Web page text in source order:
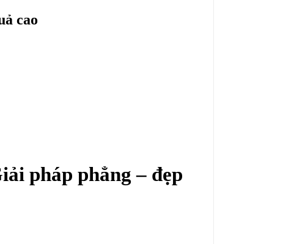
cao
pháp phẳng – đẹp